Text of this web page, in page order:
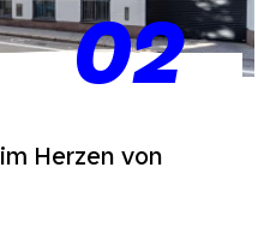
02
Herzen von